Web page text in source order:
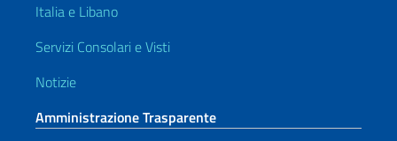
Italia e Libano
Servizi Consolari e Visti
Notizie
Amministrazione Trasparente